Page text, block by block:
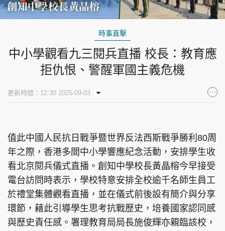
東周食玩通 會員活動
玄學靈異 東周專欄
東周刊 cazbuyer 東Touch
PCM 電腦廣場 星島頭條 星島日報
時事直擊
中小學觀看九三閱兵直播 校長：教育應
拒仇恨、警醒軍國主義危機
更新時間：12:30 2025-09-03
值此中國人民抗日戰爭暨世界反法西斯戰爭勝利80周
年之際，香港多間中小學響應紀念活動，安排學生收
看北京閱兵儀式直播。創知中學校長黃晶榕今早接受
電台訪問時表示，學校特意安排全校逾千名師生員工
於禮堂集體觀看直播，並在儀式前後設有簡介與分享
環節，藉此引導學生思考抗戰歷史，培養國家認同感
與歷史責任感。署理教育局局長施俊輝亦親臨該校，